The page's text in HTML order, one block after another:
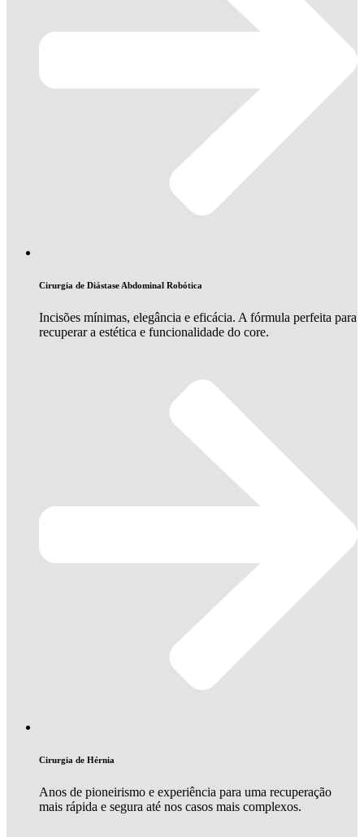
Cirurgia de Diástase Abdominal Robótica
Incisões mínimas, elegância e eficácia. A fórmula perfeita para
recuperar a estética e funcionalidade do core.
Cirurgia de Hérnia
Anos de pioneirismo e experiência para uma recuperação
mais rápida e segura até nos casos mais complexos.